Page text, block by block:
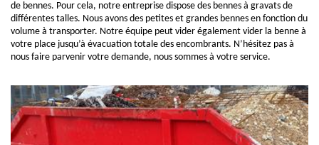
de bennes. Pour cela, notre entreprise dispose des bennes à gravats de
différentes talles. Nous avons des petites et grandes bennes en fonction du
volume à transporter. Notre équipe peut vider également vider la benne à
votre place jusqu’à évacuation totale des encombrants. N’hésitez pas à
nous faire parvenir votre demande, nous sommes à votre service.